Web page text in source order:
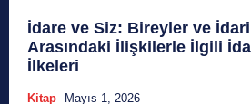
İdare ve Siz: Bireyler ve
Arasındaki İlişkilerle İlgili
İlkeleri
Kitap Mayıs 1, 2026